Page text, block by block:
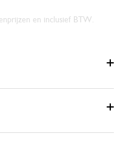
en inclusief BTW.